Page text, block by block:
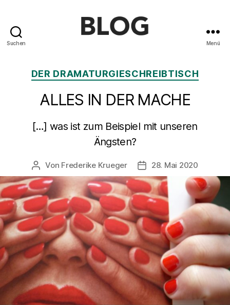
Suchen
Saarländischen
Menü
Kategorien
DER DRAMATURGIESCHREIBTISCH
ALLES IN DER MACHE
[…] was ist zum Beispiel mit unseren
Ängsten?
Beitragsautor
Von Frederike Krueger Beitragsdatum
28. Mai 2020